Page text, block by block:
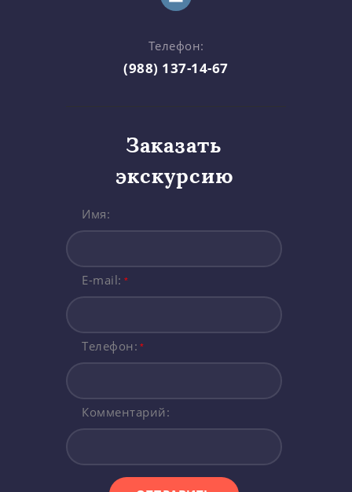
Телефон:
(988) 137-14-67
Заказать
экскурсию
Имя:
E-mail: *
Телефон: *
Комментарий: